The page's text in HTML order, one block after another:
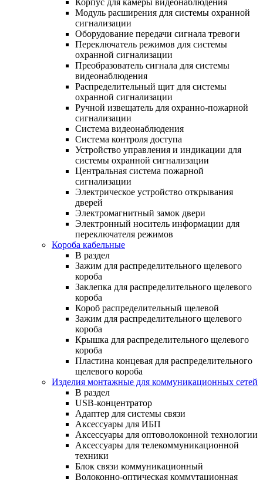
Модуль расширения для системы охранной
сигнализации
Оборудование передачи сигнала тревоги
Переключатель режимов для системы
охранной сигнализации
Преобразователь сигнала для системы
видеонаблюдения
Распределительный щит для системы
охранной сигнализации
Ручной извещатель для охранно-пожарной
сигнализации
Система видеонаблюдения
Система контроля доступа
Устройство управления и индикации для
системы охранной сигнализации
Центральная система пожарной
сигнализации
Электрическое устройство открывания
дверей
Электромагнитный замок двери
Электронный носитель информации для
переключателя режимов
Короба кабельные
В раздел
Зажим для распределительного щелевого
короба
Заклепка для распределительного щелевого
короба
Короб распределительный щелевой
Зажим для распределительного щелевого
короба
Крышка для распределительного щелевого
короба
Пластина концевая для распределительного
щелевого короба
Изделия монтажные для коммуникационных сетей
В раздел
USB-концентратор
Адаптер для системы связи
Аксессуары для ИБП
Аксессуары для оптоволоконной технологии
Аксессуары для телекоммуникационной
техники
Блок связи коммуникационный
Волоконно-оптическая коммутационная